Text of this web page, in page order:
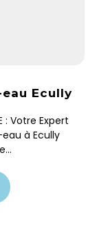
Ecully
: Votre Expert
à Ecully